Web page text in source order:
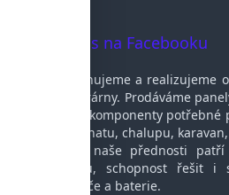
Sledujte nás na Facebooku
Navrhujeme a
elektrárny. Prodáváme
další komponenty
pro chatu, chalupu,
Mezi naše přednosti
oboru, schopnost řešit i
měniče a baterie.